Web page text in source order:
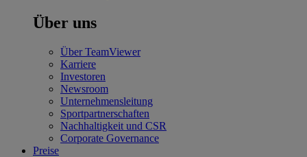
Über uns
Über TeamViewer
Karriere
Investoren
Newsroom
Unternehmensleitung
Sportpartnerschaften
Nachhaltigkeit und CSR
Corporate Governance
Preise